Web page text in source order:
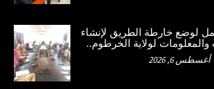
لوضع خارطة الطريق لإنشاء
والمعلومات لولاية الخرطوم..
أغسطس 6, 2026